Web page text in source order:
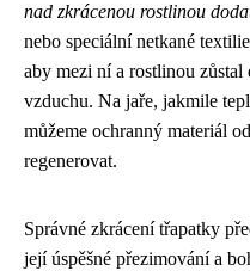
nad zkrácenou rostlinou
nebo speciální netkané
aby mezi ní a rostlinou
vzduchu. Na jaře, jakmile
můžeme ochranný materiál
regenerovat.
Správné zkrácení třapatky
její úspěšné přezimování a